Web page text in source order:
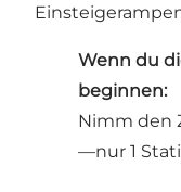
Wenn du
beginnen:
Nimm den
—nur 1